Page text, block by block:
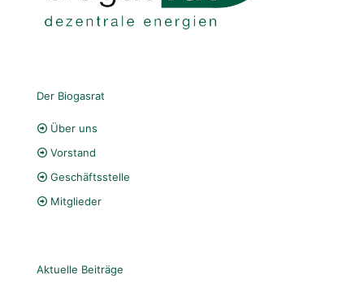
Der Biogasrat
Über uns
Vorstand
Geschäftsstelle
Mitglieder
Aktuelle Beiträge